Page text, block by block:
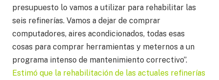
presupuesto lo vamos a utilizar para rehabilitar las
seis refinerías. Vamos a dejar de comprar
computadores, aires acondicionados, todas esas
cosas para comprar herramientas y meternos a un
programa intenso de mantenimiento correctivo”.
Estimó que la rehabilitación de las actuales refinerías